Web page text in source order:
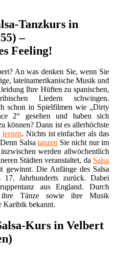
Tanzkurs in
–
Feeling!
An was denken Sie, wenn Sie
lateinamerikanische Musik und
Ihre Hüften zu spanischen,
Liedern schwingen.
schon in Spielfilmen wie „Dirty
2“ gesehen und haben sich
können? Dann ist es allerhöchste
lernen. Nichts ist einfacher als das
Salsa tanzen Sie nicht nur im
werden allwöchentlich
Städten veranstaltet, da Salsa
gewinnt. Die Anfänge des Salsa
Jahrhunderts zurück. Dabei
aus England. Durch
ihre Tänze sowie ihre Musik
Karibik bekannt.
Kurs in Velbert